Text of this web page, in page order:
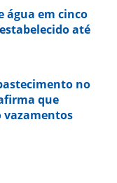
água em cinco
até
no
que